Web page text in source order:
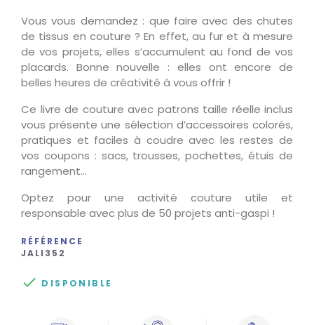
Vous vous demandez : que faire avec des chutes
de tissus en couture ? En effet, au fur et à mesure
de vos projets, elles s’accumulent au fond de vos
placards. Bonne nouvelle : elles ont encore de
belles heures de créativité à vous offrir !
Ce livre de couture avec patrons taille réelle inclus
vous présente une sélection d’accessoires colorés,
pratiques et faciles à coudre avec les restes de
vos coupons : sacs, trousses, pochettes, étuis de
rangement…
Optez pour une activité couture utile et
responsable avec plus de 50 projets anti-gaspi !
RÉFÉRENCE
JALI352
 DISPONIBLE